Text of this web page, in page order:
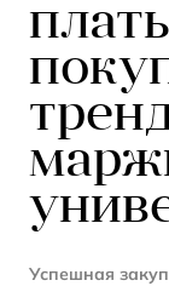
Успешная